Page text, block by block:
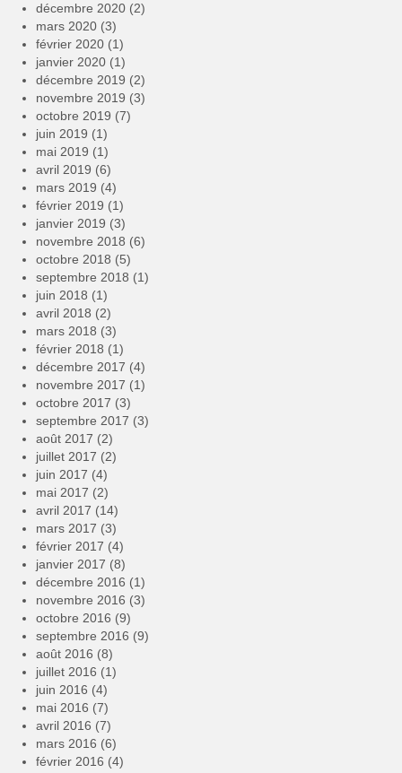
décembre 2020 (2)
mars 2020 (3)
février 2020 (1)
janvier 2020 (1)
décembre 2019 (2)
novembre 2019 (3)
octobre 2019 (7)
juin 2019 (1)
mai 2019 (1)
avril 2019 (6)
mars 2019 (4)
février 2019 (1)
janvier 2019 (3)
novembre 2018 (6)
octobre 2018 (5)
septembre 2018 (1)
juin 2018 (1)
avril 2018 (2)
mars 2018 (3)
février 2018 (1)
décembre 2017 (4)
novembre 2017 (1)
octobre 2017 (3)
septembre 2017 (3)
août 2017 (2)
juillet 2017 (2)
juin 2017 (4)
mai 2017 (2)
avril 2017 (14)
mars 2017 (3)
février 2017 (4)
janvier 2017 (8)
décembre 2016 (1)
novembre 2016 (3)
octobre 2016 (9)
septembre 2016 (9)
août 2016 (8)
juillet 2016 (1)
juin 2016 (4)
mai 2016 (7)
avril 2016 (7)
mars 2016 (6)
février 2016 (4)